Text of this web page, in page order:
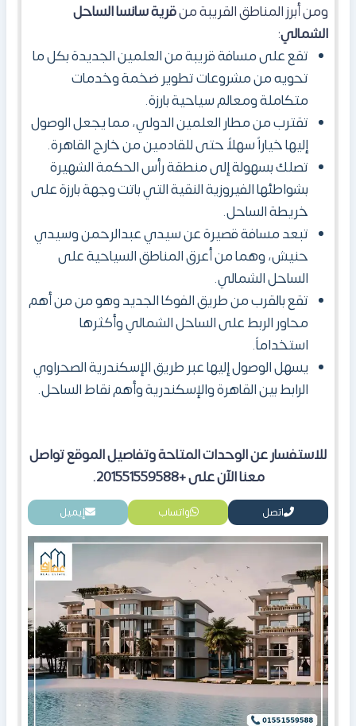
ومن أبرز المناطق القريبة منقرية سانسا الساحل
الشمالي:
تقع على مسافة قريبة من العلمين الجديدة بكل ما
تحويه من مشروعات تطوير ضخمة وخدمات
متكاملة ومعالم سياحية بارزة.
تقترب من مطار العلمين الدولي، مما يجعل الوصول
إليها خياراً سهلاً حتى للقادمين من خارج القاهرة.
تصلك بسهولة إلى منطقة رأس الحكمة الشهيرة
بشواطئها الفيروزية النقية التي باتت وجهة بارزة على
خريطة الساحل.
تبعد مسافة قصيرة عن سيدي عبدالرحمن وسيدي
حنيش، وهما من أعرق المناطق السياحية على
الساحل الشمالي.
تقع بالقرب من طريق الفوكا الجديد وهو من من أهم
محاور الربط على الساحل الشمالي وأكثرها
استخداماً.
يسهل الوصول إليها عبر طريق الإسكندرية الصحراوي
الرابط بين القاهرة والإسكندرية وأهم نقاط الساحل.
للاستفسار عن الوحدات المتاحة وتفاصيل الموقع تواصل
معنا الآن على +201551559588.
اتصل واتساب إيميل